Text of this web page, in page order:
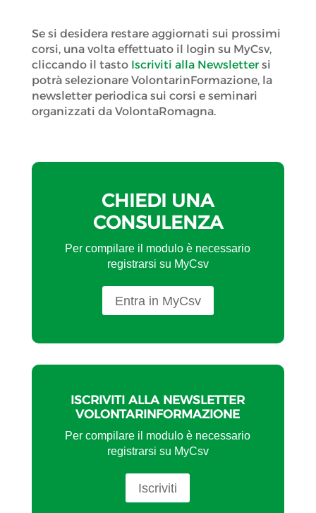
Se si desidera restare aggiornati sui prossimi
corsi, una volta effettuato il login su MyCsv,
cliccando il tasto Iscriviti alla Newslettersi
potrà selezionare VolontarinFormazione, la
newsletter periodica sui corsi e seminari
organizzati da VolontaRomagna.
CHIEDI UNA
CONSULENZA
Per compilare il modulo è necessario
registrarsi su MyCsv
Entra in MyCsv
ISCRIVITI ALLA NEWSLETTER
VOLONTARINFORMAZIONE
Per compilare il modulo è necessario
registrarsi su MyCsv
Iscriviti